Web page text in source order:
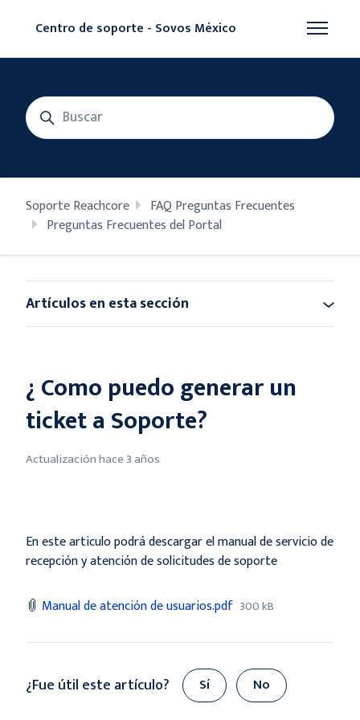
Centro de soporte - Sovos México
Abrir/
Búsqueda
Soporte Reachcore
FAQ Preguntas Frecuentes
Preguntas Frecuentes del Portal
¿ Como puedo generar un
ticket a Soporte?
Actualizaciónhace 3 años
En este articulo podrá descargar el manual de servicio de
recepción y atención de solicitudes de soporte
Manual de atención de usuarios.pdf 300 kB
¿Fue útil este artículo? Sí No
Artículos en esta sección